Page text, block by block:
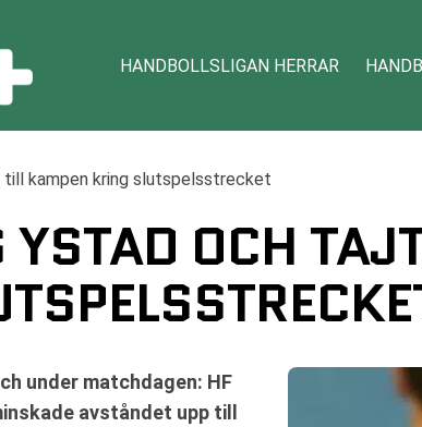
HANDBOLLSLIGAN HERRAR
kampen kring slutspelsstrecket
OCH
under matchdagen: HF
avståndet upp till